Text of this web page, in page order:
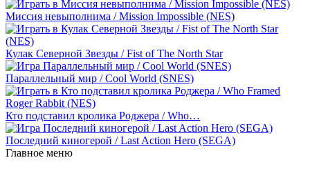
Миссия невыполнима / Mission Impossible (NES)
Кулак Северной Звезды / Fist of The North Star
Параллельный мир / Cool World (SNES)
Кто подставил кролика Роджера / Who…
Последний киногерой / Last Action Hero (SEGA)
Главное меню